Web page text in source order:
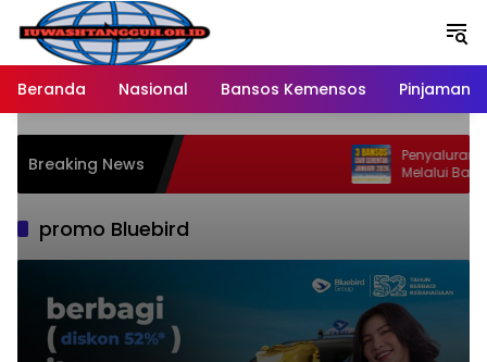
Langsung
konten
Beranda
Nasional Bansos Kemensos Pinjaman
Breaking News
Penyaluran
Melalui Bank BRI
Ratusan Wilayah
promo Bluebird